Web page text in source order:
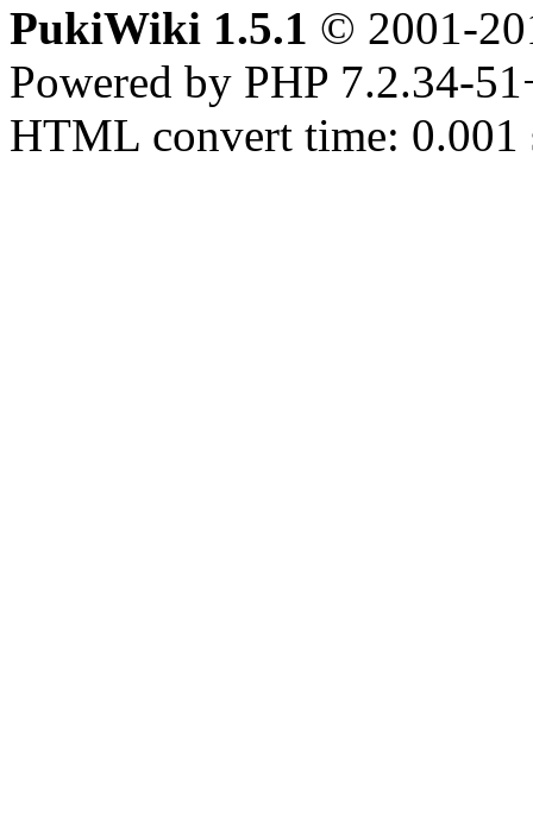
PukiWiki 1.5.1 © 2001-
Powered by PHP 7.2.34-
HTML convert time: 0.001